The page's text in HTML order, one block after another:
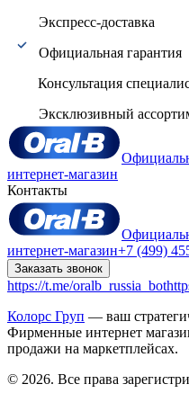
Экспресс-доставка
Официальная гарантия
Консультация
Эксклюзивный
интернет-магазин
Контакты
интернет-магазин+7 (499)
Заказать звонок
https://t.me/oralb_russia_bot
Колорс Груп — ваш
Фирменные интернет
продажи на маркетплейсах.
© 2026. Все права